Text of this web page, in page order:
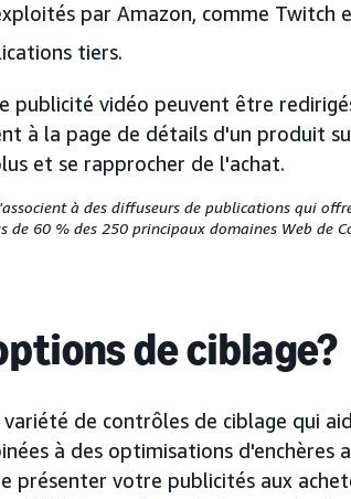
par Amazon, comme Twitch
tiers.
publicité vidéo peuvent être
à la page de détails d'un produit
et se rapprocher de l'achat.
à des diffuseurs de publications qui
60 % des 250 principaux domaines Web de
de ciblage?
de contrôles de ciblage qui
à des optimisations d'enchères
votre publicités aux